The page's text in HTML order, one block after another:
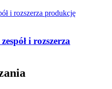
i rozszerza